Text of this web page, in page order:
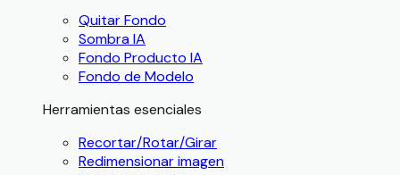
Quitar Fondo
Sombra IA
Fondo Producto IA
Fondo de Modelo
Herramientas esenciales
Recortar/Rotar/Girar
Redimensionar imagen